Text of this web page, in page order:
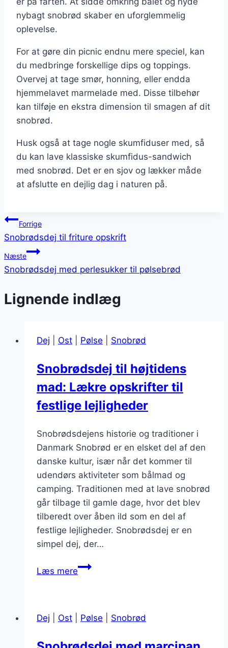
nybagt snobrød skaber en uforglemmelig
oplevelse.
For at gøre din picnic endnu mere speciel, kan
du medbringe forskellige dips og toppings.
Overvej at tage smør, honning, eller endda
hjemmelavet marmelade med. Disse tilbehør
kan tilføje en ekstra dimension til smagen af dit
snobrød.
Husk også at tage nogle skumfiduser med, så
du kan lave klassiske skumfidus-sandwich
med snobrød. Det er en sjov og lækker måde
at afslutte en dejlig dag i naturen på.
Indlægsnavigation
Forrige
Snobrødsdej til friture opskrift
Næste
Snobrødsdej med perlesukker til pølsebrød
Lignende indlæg
Dej Ost Pølse Snobrød
Snobrødsdej til højtidens
mad: Lækre opskrifter til
festlige lejligheder
Snobrødsdejens historie og traditioner i
Danmark Snobrød er en elsket del af den
danske kultur, især når det kommer til
udendørs aktiviteter som bålmad og
camping. Traditionen med at lave snobrød
går tilbage til gamle dage, hvor det blev
tilberedt over åben ild som en del af
festlige lejligheder. Snobrødsdej er en
simpel dej, der…
Læs mereSnobrødsdej
Lækre
Dej Ost Pølse Snobrød